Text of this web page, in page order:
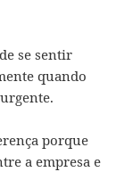
se sentir
quando
porque
a empresa e